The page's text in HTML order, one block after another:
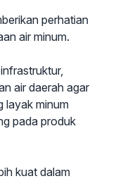
perhatian
air minum.
air daerah agar
layak minum
pada produk
kuat dalam